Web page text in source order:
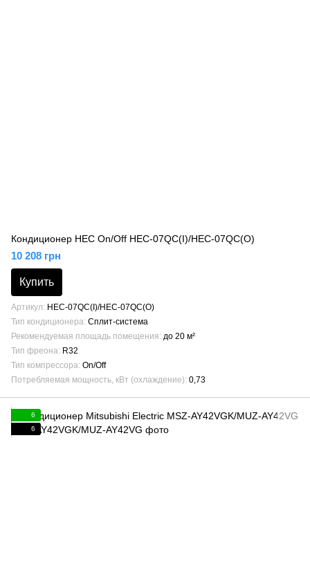
Кондиционер HEC On/Off HEC-07QC(I)/HEC-07QC(O)
10 208 грн
Купить
Артикул
HEC-07QC(I)/HEC-07QC(O)
Тип кондиционера Сплит-система
Рекомендуемая площадь помещения до 20 м²
Тип фреона R32
Тип компрессора On/Off
Потребляемая мощность, кВт (охлаждение) 0,73
6
6